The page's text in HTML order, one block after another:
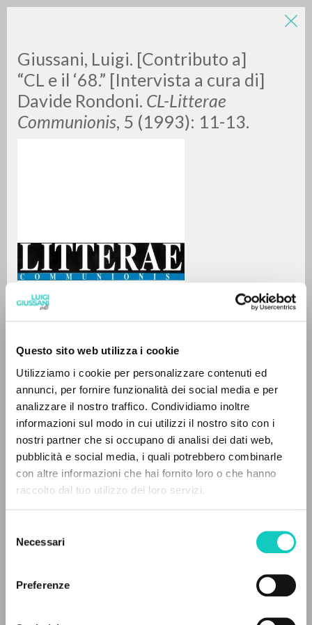
Questo sito web utilizza i cookie
Utilizziamo i cookie per personalizzare contenuti ed
annunci, per fornire funzionalità dei social media e per
analizzare il nostro traffico. Condividiamo inoltre
informazioni sul modo in cui utilizzi il nostro sito con i
nostri partner che si occupano di analisi dei dati web,
pubblicità e social media, i quali potrebbero combinarle
con altre informazioni che hai fornito loro o che hanno
raccolto dal tuo utilizzo dei loro servizi.
delNecessari
Preferenze
Giussani, Luigi. [Contributo a]
“CL e il ‘68.” [Intervista a cura di]
Davide Rondoni. CL-Litterae
Communionis, 5 (1993): 11-13.
Giussani LuigiAutor
Rondoni DavideEntrevista
Italiano
CL-Litterae Communionis
1993
LUIGI
GIUSSANI
BÚSQUEDA AVANZADA »
0DOCUMENTOS ENCONTRADOS
RESULTADOS SUCESIVOS